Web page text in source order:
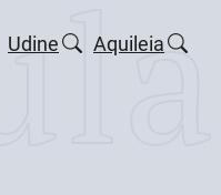
Udine Aquileia